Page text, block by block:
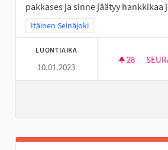
pakkases ja sinne jäätyy hankkikaa
Rajaa tulokset teeman mukaan: Itäinen
Itäinen Seinäjoki
LUONTIAIKA
10.01.2023
28 28